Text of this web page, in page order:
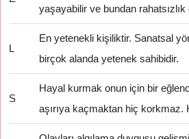
yaşayabilir ve bundan
L
En yetenekli kişiliktir. Sanatsal
birçok alanda yetenek sahibidir.
S
Hayal kurmak onun için bir
aşırıya kaçmaktan hiç korkmaz.